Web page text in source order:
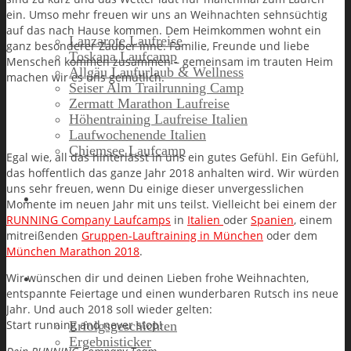
Lanzarote Laufreise
Toskana Laufcamp
Allgäu Laufurlaub & Wellness
Seiser Alm Trailrunning Camp
Zermatt Marathon Laufreise
Höhentraining Laufreise Italien
Laufwochenende Italien
Chiemsee Laufcamp
Gutschein
Runners High
Erfolgsgeschichten
Ergebnisticker
ein. Umso mehr freuen wir uns an Weihnachten sehnsüchtig
auf das nach Hause kommen. Dem Heimkommen wohnt ein
ganz besonderer Zauber inne. Familie, Freunde und liebe
Menschen kommen zusammen – gemeinsam im trauten Heim
machen wir es uns gemütlich.
Egal wie, all das hinterlässt in uns ein gutes Gefühl. Ein Gefühl,
das hoffentlich das ganze Jahr 2018 anhalten wird. Wir würden
uns sehr freuen, wenn Du einige dieser unvergesslichen
Momente im neuen Jahr mit uns teilst. Vielleicht bei einem der
RUNNING Company Laufcamps in Italien oder Spanien, einem
mitreißenden Gruppen-Lauftraining in München oder dem
München Marathon 2018.
Wir wünschen dir und deinen Lieben frohe Weihnachten,
entspannte Feiertage und einen wunderbaren Rutsch ins neue
Jahr. Und auch 2018 soll wieder gelten:
Start running and never stop!